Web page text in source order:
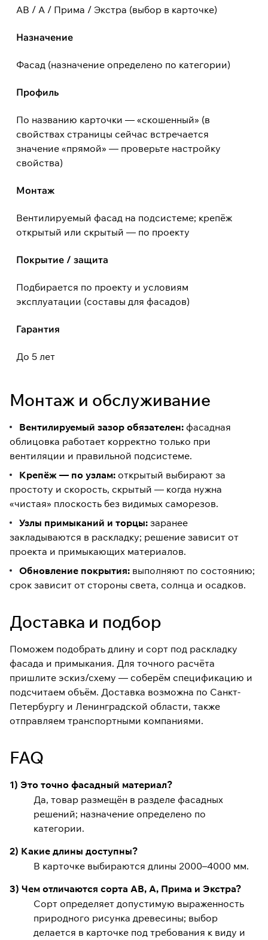
АВ / А / Прима / Экстра (выбор в карточке)
Назначение
Фасад (назначение определено по категории)
Профиль
По названию карточки — «скошенный» (в
свойствах страницы сейчас встречается
значение «прямой» — проверьте настройку
свойства)
Монтаж
Вентилируемый фасад на подсистеме; крепёж
открытый или скрытый — по проекту
Покрытие / защита
Подбирается по проекту и условиям
эксплуатации (составы для фасадов)
Гарантия
До 5 лет
Монтаж и обслуживание
Вентилируемый зазор обязателен: фасадная
облицовка работает корректно только при
вентиляции и правильной подсистеме.
Крепёж — по узлам: открытый выбирают за
простоту и скорость, скрытый — когда нужна
«чистая» плоскость без видимых саморезов.
Узлы примыканий и торцы: заранее
закладываются в раскладку; решение зависит от
проекта и примыкающих материалов.
Обновление покрытия: выполняют по состоянию;
срок зависит от стороны света, солнца и осадков.
Доставка и подбор
Поможем подобрать длину и сорт под раскладку
фасада и примыкания. Для точного расчёта
пришлите эскиз/схему — соберём спецификацию и
подсчитаем объём. Доставка возможна по Санкт-
Петербургу и Ленинградской области, также
отправляем транспортными компаниями.
FAQ
1) Это точно фасадный материал?
Да, товар размещён в разделе фасадных
решений; назначение определено по
категории.
2) Какие длины доступны?
В карточке выбираются длины 2000–4000 мм.
3) Чем отличаются сорта АВ, А, Прима и Экстра?
Сорт определяет допустимую выраженность
природного рисунка древесины; выбор
делается в карточке под требования к виду и